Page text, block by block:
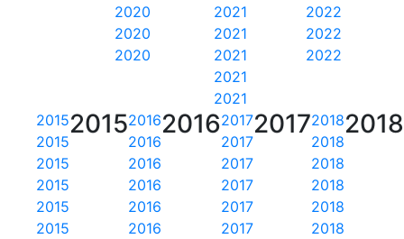
2022
2022
2022
2021
2021
2021
2021
2021
2020
2020
2020
2018
2018
2018
2018
2018
2018
2018
2017
2017
2017
2017
2017
2017
2017
2016
2016
2016
2016
2016
2016
2016
2015
2015
2015
2015
2015
2015
2015